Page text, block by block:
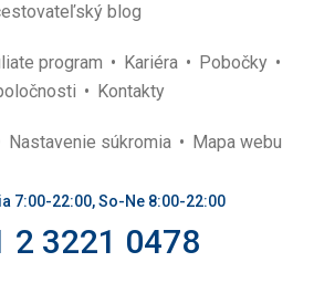
blog
program Kariéra
Pobočky
Kontakty
Nastavenie súkromia Mapa webu
7:00-22:00, So-Ne 8:00-22:00
2 3221 0478